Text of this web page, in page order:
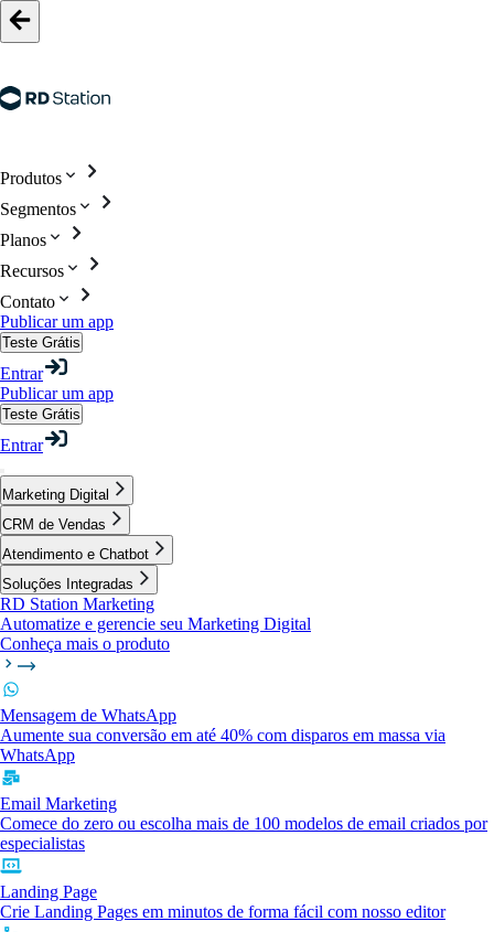
Produtos
Segmentos
Planos
Recursos
Contato
Publicar um app
Teste Grátis
Entrar
Publicar um app
Teste Grátis
Entrar
Marketing Digital
CRM de Vendas
Atendimento e Chatbot
Soluções Integradas
RD Station Marketing
Automatize e gerencie seu Marketing Digital
Conheça mais o produto
Mensagem de WhatsApp
Aumente sua conversão em até 40% com disparos em massa via
WhatsApp
Email Marketing
Comece do zero ou escolha mais de 100 modelos de email criados por
especialistas
Landing Page
Crie Landing Pages em minutos de forma fácil com nosso editor